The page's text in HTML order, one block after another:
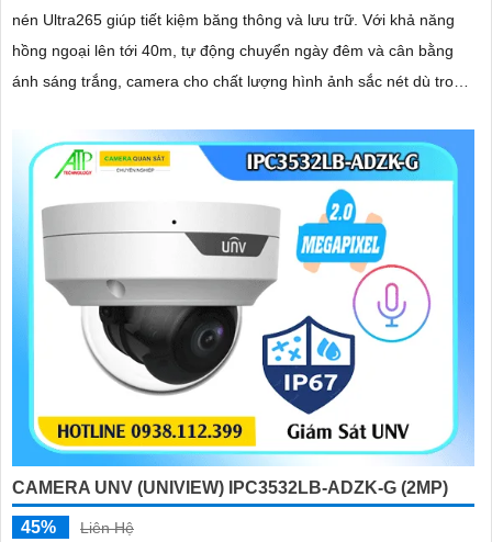
nén Ultra265 giúp tiết kiệm băng thông và lưu trữ. Với khả năng
hồng ngoại lên tới 40m, tự động chuyển ngày đêm và cân bằng
ánh sáng trắng, camera cho chất lượng hình ảnh sắc nét dù trong
CAMERA UNV (UNIVIEW) IPC3532LB-ADZK-G (2MP)
45%
Liên Hệ